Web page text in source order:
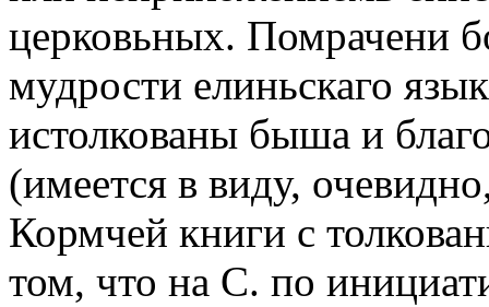
церковьных. Помрачени
мудрости елиньскаго
истолкованы быша и
(имеется в виду,
Кормчей книги с
том, что на С. по